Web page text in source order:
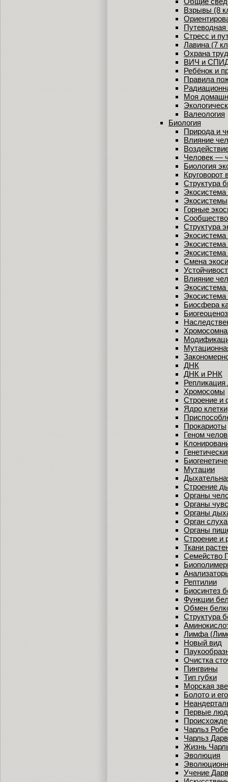
Взрывы (8
Путеводная
Стресс и
Лавина (7
Охрана
ВИЧ и
Ребёнок и
Правила
Моя
Валеология
Биология
Природа и
Влияние
Человек —
Биология
Круговорот
Структура
Экосистема
Экосистемы
Горные
Cтруктура
Экосистема
Экосистема
Экосистема
Смена
Влияние
Экосистема
Экосистема
Биосфера
Биогеоценоз
ДНК
ДНК и РНК
Хромосомы
Строение и
Ядро клетки
Прокариоты
Геном
Мутации
Строение
Органы
Органы
Органы
Орган
Органы
Строение и
Ткани
Семейство
Рептилии
Биосинтез
Функции
Обмен
Структура
Лимфа
Новый вид
Очистка
Пингвины
Тип губки
Морская
Болото и
Первые
Чарльз
Чарльз
Жизнь
Эволюция
Учение